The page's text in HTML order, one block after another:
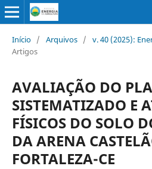
Início / Arquivos / v. 40 (2025):
Artigos
AVALIAÇÃO DO
SISTEMATIZADO E
FÍSICOS DO SOLO
DA ARENA
FORTALEZA-CE